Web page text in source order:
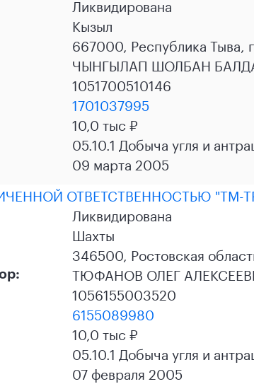
Ликвидирована
Кызыл
667000, Республика Тыва,
ЧЫНГЫЛАП ШОЛБАН
1051700510146
1701037995
10,0 тыс ₽
05.10.1 Добыча угля и
09 марта 2005
ОТВЕТСТВЕННОСТЬЮ "ТМ-
Ликвидирована
Шахты
346500, Ростовская
ТЮФАНОВ ОЛЕГ
1056155003520
6155089980
10,0 тыс ₽
05.10.1 Добыча угля и
07 февраля 2005